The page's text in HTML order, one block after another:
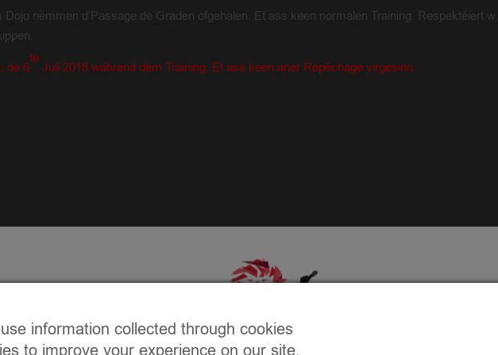
Dojo nëmmen d’Passage de Graden ofgehalen. Et ass keen normalen Training. Respektéiert
de 6
te
Juli 2018 während dem Training. Et ass keen aner Repêchage virgesinn.
information collected through cookies
to improve your experience on our site,